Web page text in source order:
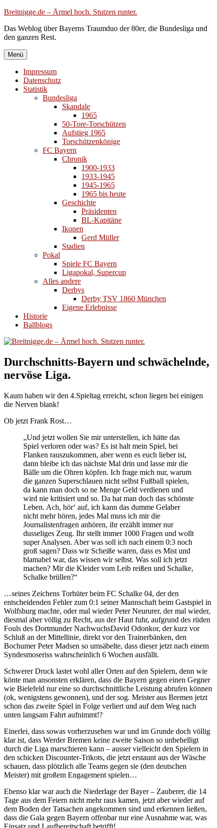
Zum
springen
Breitnigge.de – Ärmel hoch. Stutzen runter.
Das Weblog über Bayerns Traumduo der 80er, die Bundesliga und
den ganzen Rest.
Menü
Impressum
Datenschutz
Statistik
Bundesliga
Skandale
1965
50-Tore-Torschützen
Aufstieg 1965
Torschützenkönige
FC Bayern
Chronik
1900-1933
1933-1945
1945-1965
1965 bis heute
Geschichte
Präsidenten
BL-Kapitäne
Ikonen
Gerd Müller
Stadien
Pokal
Spiele FC Bayern
Ligapokal, Supercup
Alles andere
Derbys
Derby TSV 1860 München
Eigene Erlebnisse
Historie
Ballblogs
Durchschnitts-Bayern und schwächelnde,
nervöse Liga.
Kaum haben wir den 4.Spieltag erreicht, schon liegen bei einigen
die Nerven blank!
Ob jetzt Frank Rost…
„Und jetzt wollen Sie mir unterstellen, ich hätte das
Spiel verloren oder was? Es ist halt mein Spiel, bei
Flanken rauszukommen, aber wenn es euch lieber ist,
dann bleibe ich das nächste Mal drin und lasse mir die
Bälle um die Ohren köpfen. Ich frage mich nur, warum
die ganzen Superschlauen nicht selbst Fußball spielen,
da kann man doch so ne Menge Geld verdienen und
wird nie kritisiert und so. Da hat man doch das schönste
Leben. Ach, hör‘ auf, ich kann das dumme Gelaber
nicht mehr hören, jedes Mal muss ich mir die
Journalistenfragen anhören, ihr erzählt immer nur
dusseliges Zeug. Ihr stellt immer 1000 Fragen und wollt
super Analysen. Aber was soll ich nach einem 0:3 noch
groß sagen? Dass wir Scheiße waren, dass es Mist und
blamabel war, das wissen wir selbst. Was soll ich jetzt
machen? Mir die Kleider vom Leib reißen und Schalke,
Schalke brüllen?“
…seines Zeichens Torhüter beim FC Schalke 04, der den
entscheidenden Fehler zum 0:1 seiner Mannschaft beim Gastspiel in
Wolfsburg machte, oder mal wieder Peter Neururer, der mal wieder,
diesmal aber völlig zu Recht, aus der Haut fuhr, aufgrund des rüden
Fouls des Dortmunder NachwuchsDavid Odonkor, der kurz vor
Schluß an der Mittellinie, direkt vor den Trainerbänken, den
Bochumer Peter Madsen so umsäbelte, dass dieser jetzt nach einem
Syndesmoseriss wahrscheinlich 6 Wochen ausfällt.
Schwerer Druck lastet wohl aller Orten auf den Spielern, denn wie
könte man ansonsten erklären, dass die Bayern gegen einen Gegner
wie Bielefeld nur eine so durchschnittliche Leistung abrufen können
(ok, wenigstens gewonnen), und der sog. Meister aus Bremen jetzt
schon das zweite Spiel in Folge verliert und auf dem Weg nach
unten langsam Fahrt aufnimmt!?
Einerlei, dass sowas vorherzusehen war und im Grunde doch völlig
klar ist, dass Werder Bremen keine zweite Saison so unbehelligt
durch die Liga marschieren kann – ausser vielleicht den Spielern in
den schicken Discounter-Trikots, die jetzt erstaunt aus der Wäsche
schauen, dass plötzlich alle Teams gegen sie (den deutschen
Meister) mit großem Engagement spielen…
Ebenso klar war auch die Niederlage der Bayer – Zauberer, die 14
Tage aus dem Feiern nicht mehr raus kamen, jetzt aber wieder auf
dem Boden der Tatsachen angekommen sind und erkennen ließen,
dass die Gala gegen Bayern offenbar nur eine Ausnahme war, was
Einsatz und Laufbereitschaft betrifft!